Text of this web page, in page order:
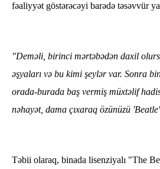
fəaliyyət göstərəcəyi barədə təsəvvür
"Deməli, birinci mərtəbədən daxil
əşyaları və bu kimi şeylər var. Sonra
orada-burada baş vermiş müxtəlif
nəhayət, dama çıxaraq özünüzü
Təbii olaraq, binada lisenziyalı "The